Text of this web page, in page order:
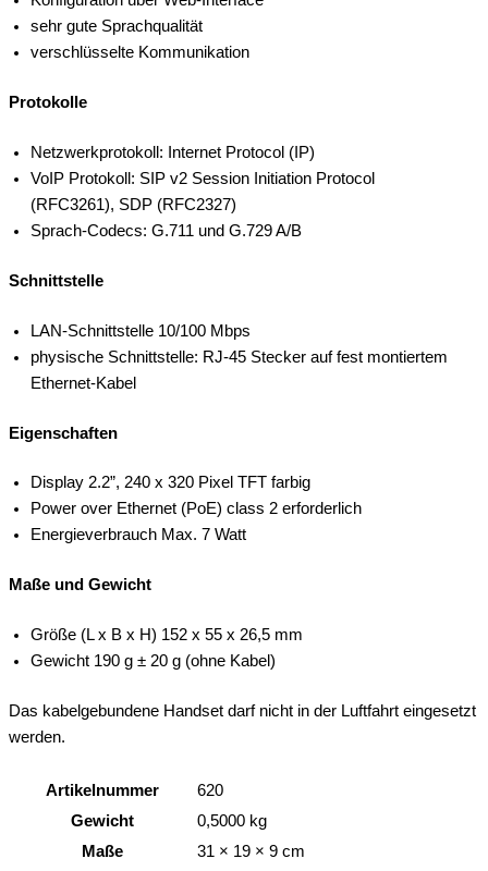
sehr gute Sprachqualität
verschlüsselte Kommunikation
Protokolle
Netzwerkprotokoll: Internet Protocol (IP)
VoIP Protokoll: SIP v2 Session Initiation Protocol
(RFC3261), SDP (RFC2327)
Sprach-Codecs: G.711 und G.729 A/B
Schnittstelle
LAN-Schnittstelle 10/100 Mbps
physische Schnittstelle: RJ-45 Stecker auf fest montiertem
Ethernet-Kabel
Eigenschaften
Display 2.2”, 240 x 320 Pixel TFT farbig
Power over Ethernet (PoE) class 2 erforderlich
Energieverbrauch Max. 7 Watt
Maße und Gewicht
Größe (L x B x H) 152 x 55 x 26,5 mm
Gewicht 190 g ± 20 g (ohne Kabel)
Das kabelgebundene Handset darf nicht in der Luftfahrt eingesetzt
werden.
Artikelnummer
620
Gewicht
0,5000 kg
Maße
31 × 19 × 9 cm